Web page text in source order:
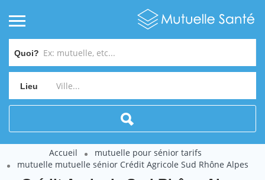
Quoi?
Lieu
Accueil
mutuelle pour sénior tarifs
mutuelle mutuelle sénior Crédit Agricole Sud Rhône Alpes